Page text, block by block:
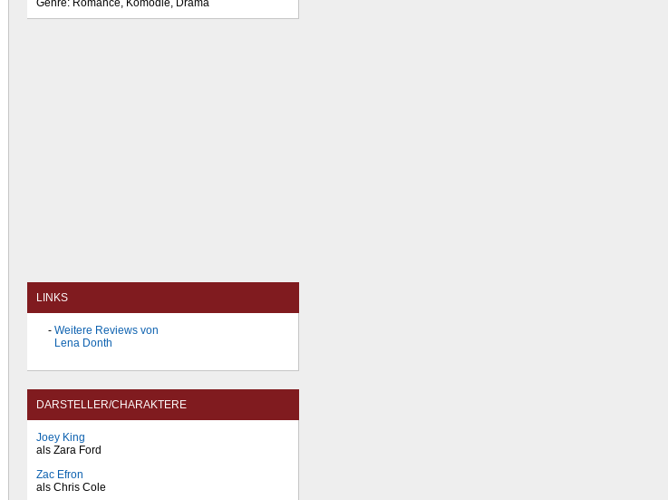
Genre: Romance, Komödie, Drama
LINKS
Weitere Reviews von
Lena Donth
DARSTELLER/CHARAKTERE
Joey King
als Zara Ford
Zac Efron
als Chris Cole